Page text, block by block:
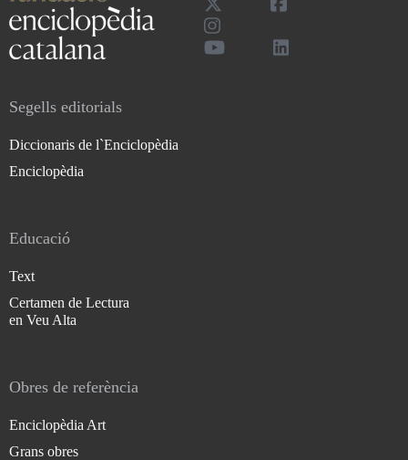
Segells editorials
Diccionaris de l`Enciclopèdia
Enciclopèdia
Educació
Text
Certamen de Lectura
en Veu Alta
Obres de referència
Enciclopèdia Art
Grans obres